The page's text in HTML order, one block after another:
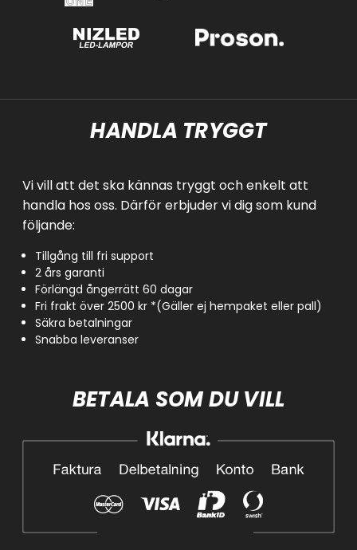
HANDLA TRYGGT
Vi vill att det ska kännas tryggt och enkelt att
handla hos oss. Därför erbjuder vi dig som kund
följande:
Tillgång till fri support
2 års garanti
Förlängd ångerrätt 60 dagar
Fri frakt över 2500 kr *(Gäller ej hempaket eller pall)
Säkra betalningar
Snabba leveranser
BETALA SOM DU VILL